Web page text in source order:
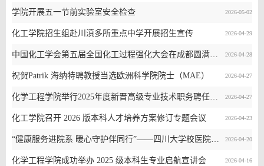
2026-05-02
学院开展五一节前实验室安全检查
2026-04-29
化工学院招生组赴川滇多所重点中学开展招生宣传
2026-04-28
中国化工学会第五届全国化工过程强化大会在成都圆满召开
2026-04-27
祝贺Patrik 海纳特聘教授当选欧洲科学院院士（MAE）
2026-04-27
化学工程学院举行2025年度新晋高级专业技术职务聘任仪式暨“大川观澜”青年教师职业成长工作坊
2026-04-23
化工学院召开 2026 版本科人才培养方案修订专题会议
2026-04-20
“健康服务进院系 暖心守护伴同行”——四川大学校医院走进化学工程学院开展健康沙龙活动
2026-04-16
化学工程学院成功举办 2025 级本科生专业启航宣讲会